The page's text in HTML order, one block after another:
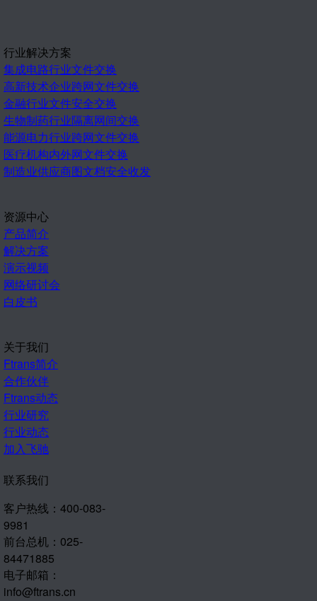
行业解决方案
集成电路行业文件交换
高新技术企业跨网文件交换
金融行业文件安全交换
生物制药行业隔离网间交换
能源电力行业跨网文件交换
医疗机构内外网文件交换
制造业供应商图文档安全收发
资源中心
产品简介
解决方案
演示视频
网络研讨会
白皮书
关于我们
Ftrans简介
合作伙伴
Ftrans动态
行业研究
行业动态
加入飞驰
联系我们
客户热线：400-083-
9981
前台总机：025-
84471885
电子邮箱：
info@ftrans.cn